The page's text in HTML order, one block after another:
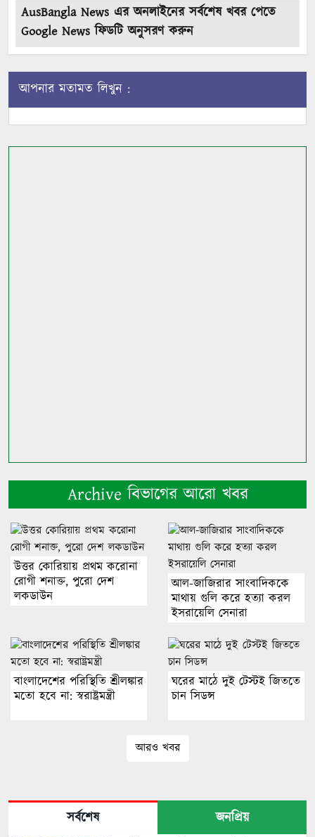
AusBangla News এর অনলাইনের সর্বশেষ খবর পেতে
Google News ফিডটি অনুসরণ করুন
আপনার মতামত লিখুন :
Archive বিভাগের আরো খবর
উত্তর কোরিয়ায় প্রথম করোনা
রোগী শনাক্ত, পুরো দেশ
লকডাউন
আল-জাজিরার সাংবাদিককে
মাথায় গুলি করে হত্যা করল
ইসরায়েলি সেনারা
বাংলাদেশের পরিস্থিতি শ্রীলঙ্কার
মতো হবে না: স্বরাষ্ট্রমন্ত্রী
ঘরের মাঠে দুই টেস্টই জিততে
চান সিডন্স
আরও খবর
সর্বশেষ
জনপ্রিয়